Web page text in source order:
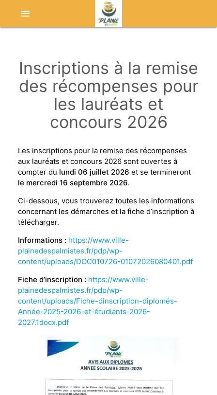
menu
Inscriptions à la remise
des récompenses pour
les lauréats et
concours 2026
Les inscriptions pour la remise des récompenses
aux lauréats et concours 2026 sont ouvertes à
compter du lundi 06 juillet 2026 et se termineront
le mercredi 16 septembre 2026.
Ci-dessous, vous trouverez toutes les informations
concernant les démarches et la fiche d’inscription à
télécharger.
Informations : https://www.ville-
plainedespalmistes.fr/pdp/wp-
content/uploads/DOC010726-01072026080401.pdf
Fiche d’inscription : https://www.ville-
plainedespalmistes.fr/pdp/wp-
content/uploads/Fiche-dinscription-diplomés-
Année-2025-2026-et-étudiants-2026-
2027.1docx.pdf